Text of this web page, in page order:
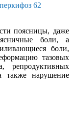
62
поясницы, даже
боли, а
боли,
тазовых
репродуктивных
также нарушение